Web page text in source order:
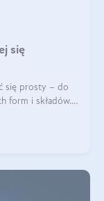
się
się prosty – do
form i składów.